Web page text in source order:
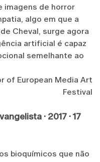
imagens de horror
algo em que a
Cheval, surge agora
artificial é capaz
semelhante ao
of European Media Art
Festival
· 2017 · 17
bioquímicos que não